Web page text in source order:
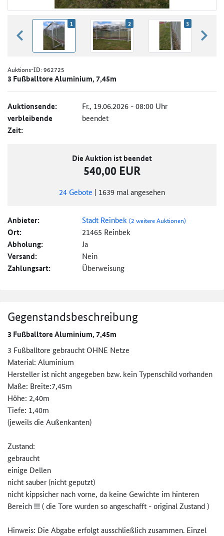
zurück blättern
1 2 3
Auktions-ID:962725
3 Fußballtore Aluminium, 7,45m
Auktionsende: Fr., 19.06.2026 - 08:00 Uhr
verbleibende
Zeit:
beendet
Die Auktion ist beendet
540,00 EUR
24 Gebote | 1639 mal angesehen
Anbieter: Stadt Reinbek(2 weitere Auktionen)
Ort: 21465 Reinbek
Abholung: Ja
Versand: Nein
Zahlungsart: Überweisung
Gegenstandsbeschreibung
3 Fußballtore Aluminium, 7,45m
3 Fußballtore gebraucht OHNE Netze
Material: Aluminium
Hersteller ist nicht angegeben bzw. kein Typenschild vorhanden
Maße: Breite:7,45m
Höhe: 2,40m
Tiefe: 1,40m
(jeweils die Außenkanten)
Zustand:
gebraucht
einige Dellen
nicht sauber (nicht geputzt)
nicht kippsicher nach vorne, da keine Gewichte im hinteren
Bereich !!! ( die Tore wurden so angeschafft - original Zustand )
Hinweis: Die Abgabe erfolgt ausschließlich zusammen. Einzel